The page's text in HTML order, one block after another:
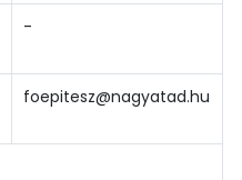
-
foepitesz@nagyatad.hu